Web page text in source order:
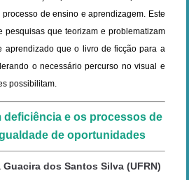
de ensino e aprendizagem. Este
pesquisas que teorizam e problematizam
aprendizado que o livro de ficção para a
o necessário percurso no visual e
possibilitam.
deficiência e os processos de
de oportunidades
Guacira dos Santos Silva (UFRN)